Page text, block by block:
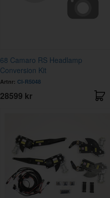
68 Camaro RS Headlamp
Conversion Kit
Artnr: CI-R5048
28599 kr